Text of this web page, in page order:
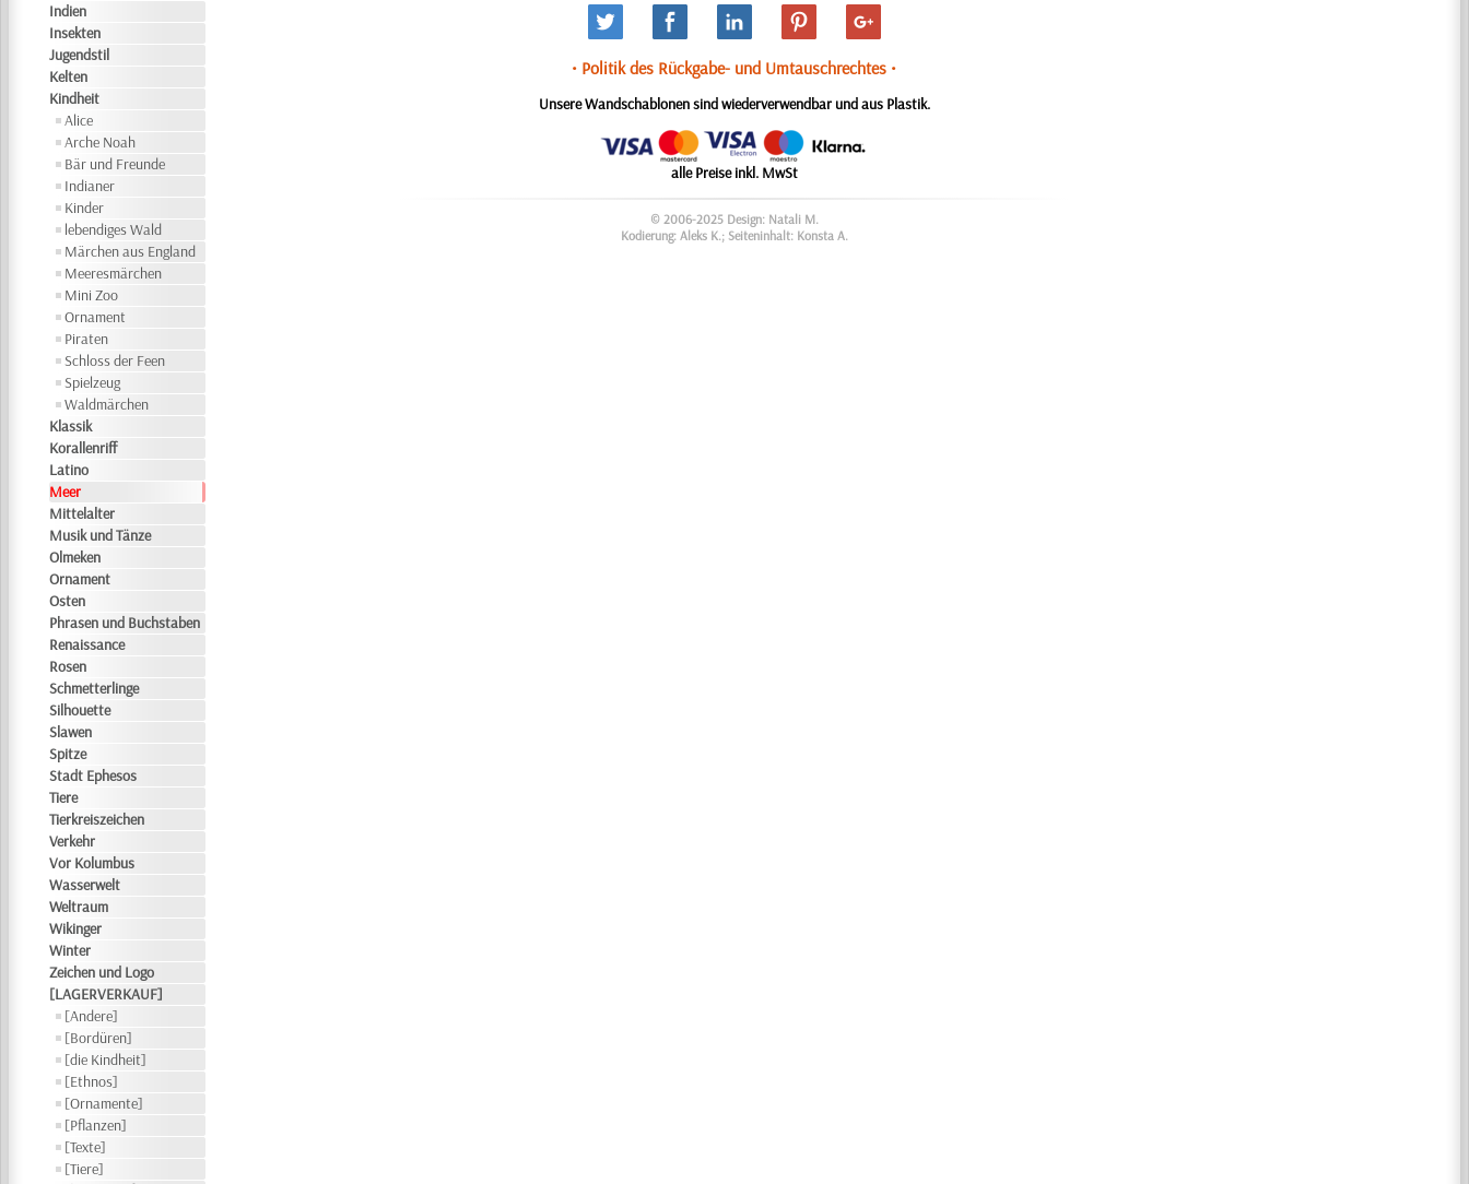
Indien
Insekten
Jugendstil
Kelten
Kindheit
Alice
Arche Noah
Bär und Freunde
Indianer
Kinder
lebendiges Wald
Märchen aus England
Meeresmärchen
Mini Zoo
Ornament
Piraten
Schloss der Feen
Spielzeug
Waldmärchen
Klassik
Korallenriff
Latino
Meer
Mittelalter
Musik und Tänze
Olmeken
Ornament
Osten
Phrasen und Buchstaben
Renaissance
Rosen
Schmetterlinge
Silhouette
Slawen
Spitze
Stadt Ephesos
Tiere
Tierkreiszeichen
Verkehr
Vor Kolumbus
Wasserwelt
Weltraum
Wikinger
Winter
Zeichen und Logo
[LAGERVERKAUF]
[Andere]
[Bordüren]
[die Kindheit]
[Ethnos]
[Ornamente]
[Pflanzen]
[Texte]
[Tiere]
• Politik des Rückgabe- und Umtauschrechtes •
Unsere Wandschablonen sind wiederverwendbar und aus Plastik.
alle Preise inkl. MwSt
© 2006-2025 Design: Natali M.
Kodierung: Aleks K.; Seiteninhalt: Konsta A.